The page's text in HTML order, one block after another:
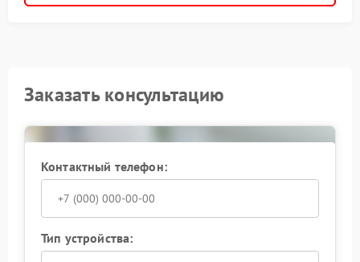
Заказать консультацию
Контактный телефон:
Тип устройства: